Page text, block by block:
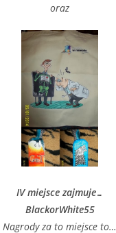
oraz
IV miejsce zajmuje…
BlackorWhite55
Nagrody za to miejsce to…